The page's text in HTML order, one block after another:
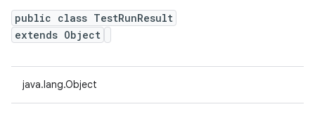
public class TestRunResult
extends Object
java.lang.Object